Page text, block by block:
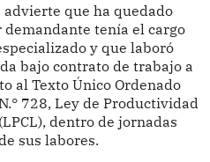
advierte que ha quedado
tenía el cargo
y que laboró
bajo contrato de trabajo a
al Texto Único Ordenado
728, Ley de Productividad
dentro de jornadas
sus labores.